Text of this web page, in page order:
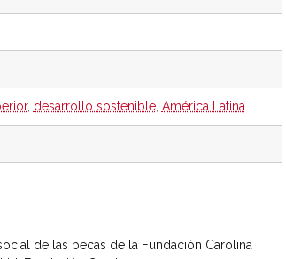
, desarrollo sostenible, América Latina
de las becas de la Fundación Carolina